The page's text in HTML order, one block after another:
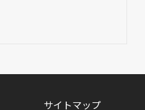
サイトマップ